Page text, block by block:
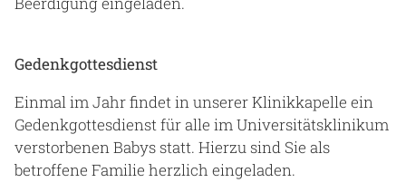
Gedenkgottesdienst
Einmal im Jahr findet in unserer Klinikkapelle ein
Gedenkgottesdienst für alle im Universitätsklinikum
verstorbenen Babys statt. Hierzu sind Sie als
betroffene Familie herzlich eingeladen.